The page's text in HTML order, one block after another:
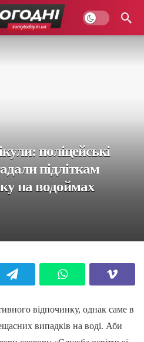
поліцейські
підліткам
на водоймах
відпочинку, однак саме в
випадків на воді. Аби